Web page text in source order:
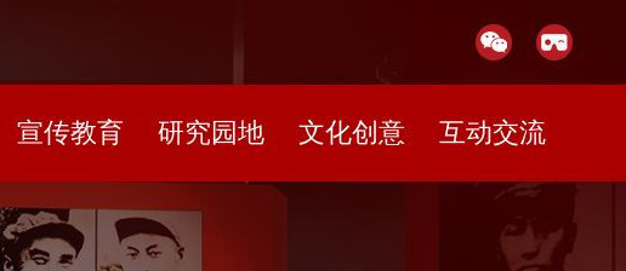
宣传教育 研究园地 文化创意 互动交流